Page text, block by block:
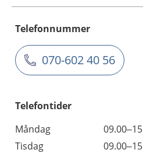
Telefonnummer
070-602 40 56
Telefontider
Måndag
Tisdag